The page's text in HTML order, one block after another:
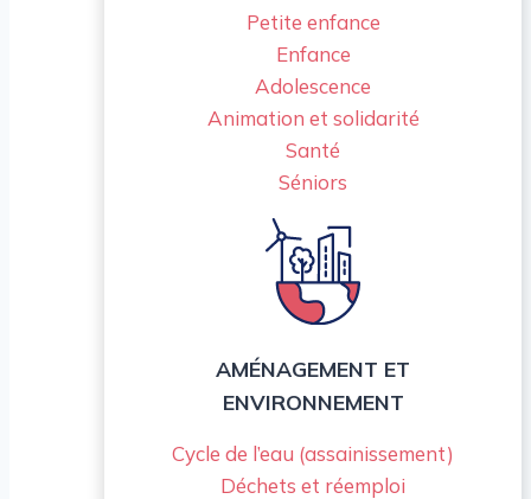
Petite enfance
Enfance
Adolescence
Animation et solidarité
Santé
Séniors
AMÉNAGEMENT ET
ENVIRONNEMENT
Cycle de l’eau (assainissement)
Déchets et réemploi